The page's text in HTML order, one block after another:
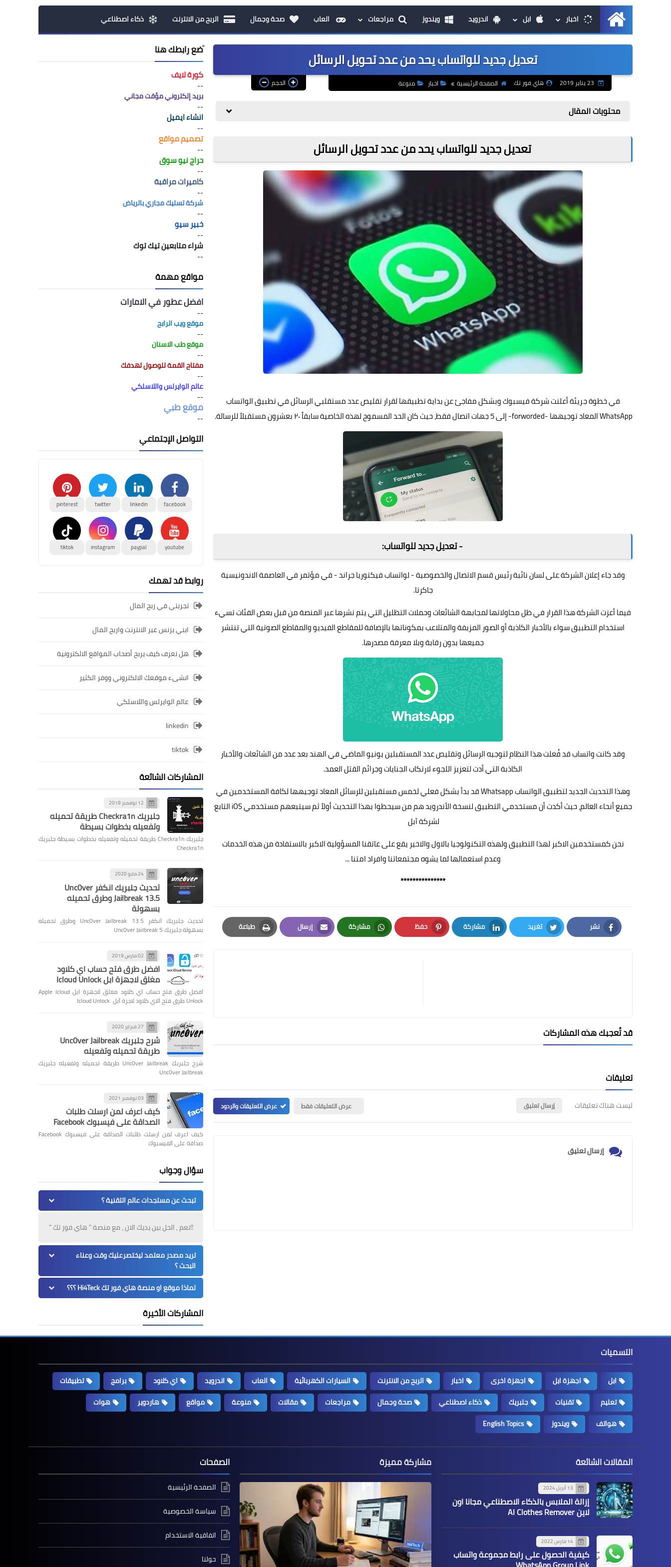
الرئيسيةاخبار ابل اندرويد ويندوز مراجعات العاب صحة وجمال الربح من الانترنت ذكاء اصطناعي
تعديل جديد للواتساب يحد من عدد تحويل الرسائل
هاي فور تك الصفحة الرئيسية اخبار منوعة الحجم
محتويات المقال
تعديل جديد للواتساب يحد من عدد تحويل الرسائل
في خطوة جريئة أعلنت شركة فيسبوك وبشكل مفاجئ عن بداية تطبيقها لقرار تقليص عدد مستقلبي الرسائل في تطبيقالواتساب
WhatsAppالمعاد توجيهها -forworded- إلى 5 جهات اتصال فقط، حيث كان الحد المسموح لهذه الخاصية سابقاً ٢٠ بعشرون مستقبلاً للرسالة.
- تعديل جديد للواتساب:
وقد جاء إعلان الشركة على لسان نائبة رئيس قسم الاتصال والخصوصية - لواتساب فيكتوريا جراند - في مؤتمر في العاصمة الاندونيسية
جاكرتا.
فيما أعزت الشركة هذا القرار في ظل محاولاتها لمجابهة الشائعات وحملات التظليل التي يتم نشرها عبر المنصة من قبل بعض الفئات تسيء
استخدام التطبيق سواء بالأخبار الكاذبة أو الصور المزيفة والمتلاعب بمكوناتها بالإضافة للمقاطع الفيديو والمقاطع الصوتية التي تنتشر
جميعها بدون رقابة وبلا معرفة مصدرها.
وقد كانت واتساب قد فُعلت هذا النظام لتوجيه الرسائل وتقليص عدد المستقبلين يونيو الماضي في الهند بعد عدد من الشائعات والأخبار
الكاذبة التي أدت لتعزيز اللجوء لارتكاب الجنايات وجرائم القتل العمد.
وهذا التحديث الجديد لتطبيق الواتسابWhatsappقد بدأ بشكل فعلي لخمس مستقبلين للرسائل المعاد توجيهها لكافة المستخدمين في
جميع أنحاء العالم، حيث أكدت أن مستخدمي التطبيق لنسخة الأندرويد هم من سيحظوا بهذا التحديث أولاً ثم سيتبعهم مستخدمي iOS التابع
لشركة آبل
نحن كمستخدمين الاكبر لهذا التطبيق ولهذه التكنولوجيا بالاول والاخير يقع على عاتقنا المسؤولية الاكبر بالاستفادة من هذه الخدمات
وعدم استعمالها لما يشوه مجتمعاتنا وافراد امتنا ...
***************
نشر
Facebook
تغريد
Twitter
مشاركة
LinkedIn
حفظ
Pinterest
مشاركة
Whatsapp
إرسال
Email
طباعة
Print
قد تُعجبك هذه المشاركات
تعليقات
ليست هناك تعليقات إرسال تعليق عرض التعليقات فقط عرض التعليقات والردود
إرسال تعليق
َضع رابطك هنا
كورة لايف
--
بريد إلكتروني مؤقت مجاني
--
انشاء ايميل
--
تصميم مواقع
--
حراج نيو سوق
--
كاميرات مراقبة
--
شركة تسليك مجاري بالرياض
--
خبير سيو
--
شراء متابعين تيك توك
--
مواقع مهمة
افضل عطور في الامارات
--
موقع ويب الرابح
--
موقع طب الاسنان
--
مفتاح القمة للوصول لهدفك
--
عالم الوايرلس واللاسلكي
--
موقع طبي
--
التواصل الإجتماعي
facebook
linkedin
twitter
pinterest
youtube
paypal
instagram
tiktok
روابط قد تهمك
تجربتي في ربح المال
ابني بزنس عبر الانترنت واربح المال
هل تعرف كيف يربح أصحاب المواقع الالكترونية
انشىء موقعك الالكتروني ووفر الكثير
عالم الوايرلس واللاسلكي
linkedin
tiktok
المشاركات الشائعة
12 نوفمبر 2019
جلبريك Checkra1n طريقة تحميله
وتفعيله بخطوات بسيطة
جلبريك Checkra1n طريقة تحميله وتفعيله بخطوات بسيطة جلبريك
Checkra1n
24 مايو 2020
تحديث جلبريك انكفر Unc0ver
Jailbreak 13.5 وطرق تحميله
بسهولة
تحديث جلبريك انكفر Unc0ver Jailbreak 13.5 وطرق تحميله
بسهولة جلبريك Unc0ver Jailbreak 5
02 مارس 2019
افضل طرق فتح حساب اي كلاود
مغلق لاجهزة ابل Icloud Unlock
افضل طرق فتح حساب اي كلاود مغلق لاجهزة ابل Apple Icloud
Unlock طرق فتح الاي كلاود لاجزة آبل Icloud Unlock
27 فبراير 2020
شرح جلبريك Unc0ver Jailbreak
طريقة تحميله وتفعيله
شرح جلبريك Unc0ver Jailbreak طريقة تحميله وتفعيله جلبريك
Unc0ver Jailbreak
03 نوفمبر 2021
كيف اعرف لمن ارسلت طلبات
الصداقة على فيسبوك Facebook
كيف اعرف لمن ارسلت طلبات الصداقة على فيسبوك Facebook
صداقة على الفيسبوك
سؤال وجواب
تبحث عن مستجدات عالم التقنية ؟
!!نعم , الحل بين يديك الان ، مع منصة " هاي فور تك "
تريد مصدر معتمد ليختصرعليك وقت وعناء
البحث ؟
لماذا موقع او منصة هاي فور تك Hi4Teck ؟؟؟
المشاركات الأخيرة
التسميات
ابل اجهزة ابل اجهزة اخرى اخبار الربح من الانترنت السيارات الكهربائية العاب اندرويد اي كلاود برامج
تطبيقات
تعليم
تقنيات جلبريك ذكاء اصطناعي صحة وجمال مراجعات مقالات منوعة مواقع هاردوير
هوات
هواتف
ويندوز English Topics
المقالات الشائعة
13 أبريل 2024
إزالة الملابس بالذكاء الاصطناعي مجانا اون
لاين AI Clothes Remover
14 مارس 2022
كيفية الحصول على رابط مجموعة واتساب
مشاركة مميزة الصفحات
الصفحة الرئيسية
سياسة الخصوصية
اتفاقية الاستخدام
حولنا